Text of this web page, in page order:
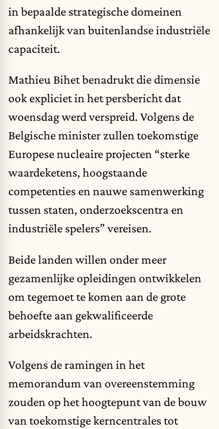
in bepaalde strategische domeinen
afhankelijk van buitenlandse industriële
capaciteit.
Mathieu Bihet benadrukt die dimensie
ook expliciet in het persbericht dat
woensdag werd verspreid. Volgens de
Belgische minister zullen toekomstige
Europese nucleaire projecten “sterke
waardeketens, hoogstaande
competenties en nauwe samenwerking
tussen staten, onderzoekscentra en
industriële spelers” vereisen.
Beide landen willen onder meer
gezamenlijke opleidingen ontwikkelen
om tegemoet te komen aan de grote
behoefte aan gekwalificeerde
arbeidskrachten.
Volgens de ramingen in het
memorandum van overeenstemming
zouden op het hoogtepunt van de bouw
van toekomstige kerncentrales tot